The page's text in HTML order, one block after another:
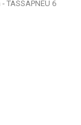
TASSAPNEU 6